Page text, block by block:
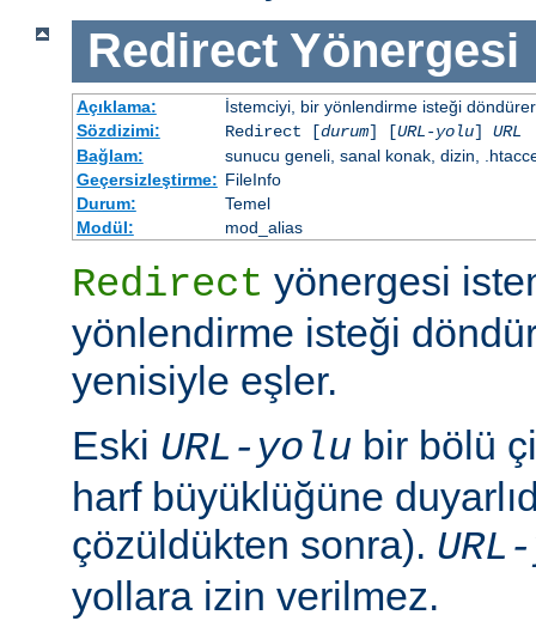
Redirect Yönergesi
Açıklama:
İstemciyi, bir yönlendirme isteği
Sözdizimi:
Redirect [durum] [URL-yolu] URL
Bağlam:
sunucu geneli, sanal konak, dizin,
Geçersizleştirme: FileInfo
Durum:
Temel
Modül:
mod_alias
Redirect yönergesi
yönlendirme isteği
yenisiyle eşler.
Eski URL-yolu bir bölü
harf büyüklüğüne
çözüldükten sonra).
yollara izin verilmez.